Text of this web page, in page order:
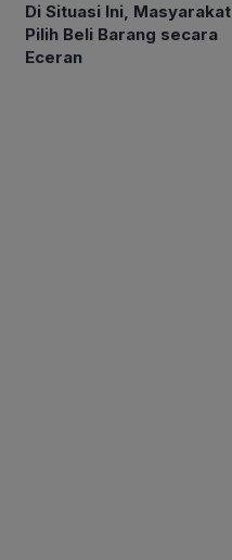
Di Situasi Ini, Masyarakat
Pilih Beli Barang secara
Eceran